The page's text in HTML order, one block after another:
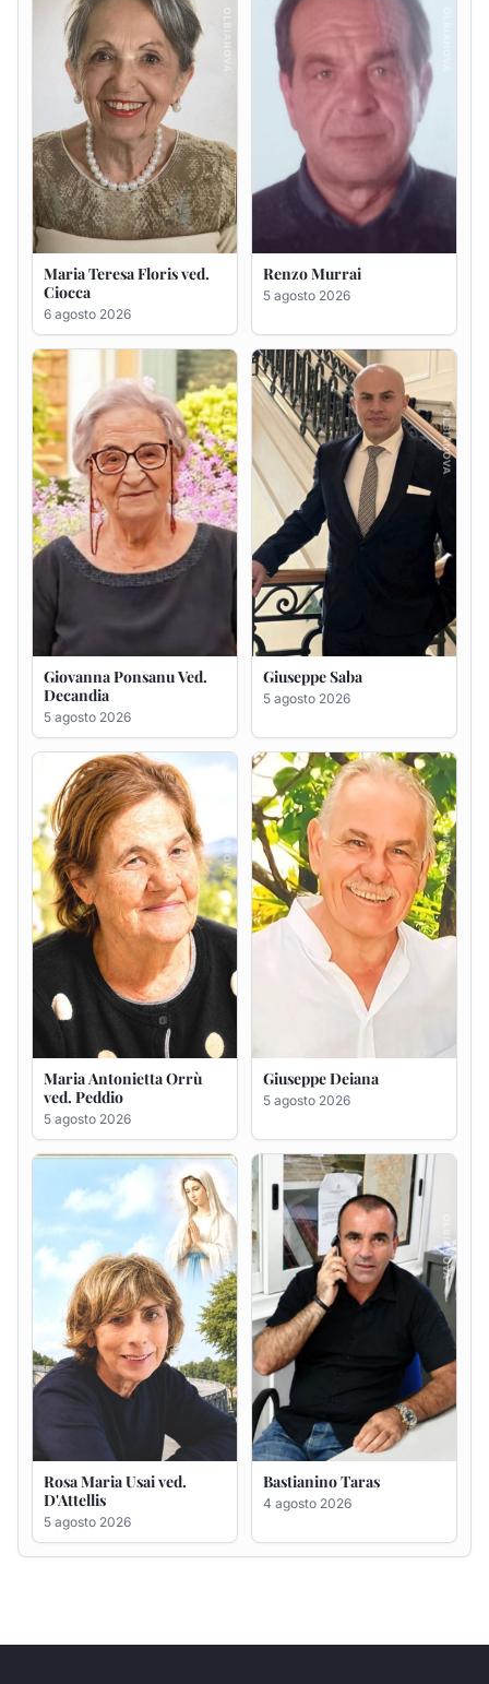
Giovanna Ponsanu Ved.
Decandia
5 agosto 2026
Giuseppe Saba
5 agosto 2026
Maria Antonietta Orrù
ved. Peddio
5 agosto 2026
Giuseppe Deiana
5 agosto 2026
Rosa Maria Usai ved.
D'Attellis
5 agosto 2026
Bastianino Taras
4 agosto 2026